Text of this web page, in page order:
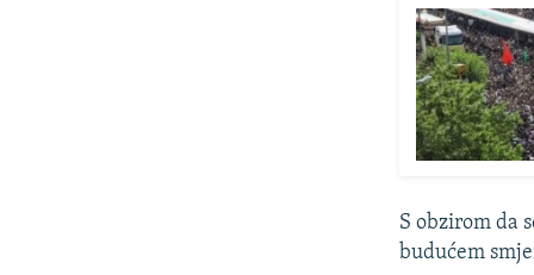
S obzirom da
budućem